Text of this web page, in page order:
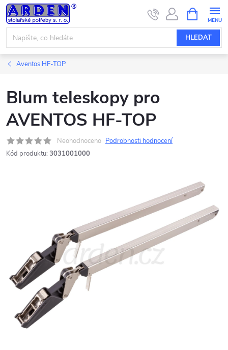
Přejít
na
obsah
HLEDAT
NÁKUPNÍ
KOŠÍK
Aventos HF-TOP
Blum teleskopy pro
AVENTOS HF-TOP
Neohodnoceno Podrobnosti hodnocení
Kód produktu: 3031001000